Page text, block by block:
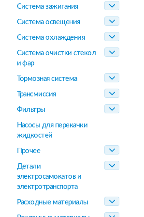
Система зажигания
Система освещения
Система охлаждения
Система очистки стекол
и фар
Тормозная система
Трансмиссия
Фильтры
Насосы для перекачки
жидкостей
Прочее
Детали
электросамокатов и
электротранспорта
Расходные материалы